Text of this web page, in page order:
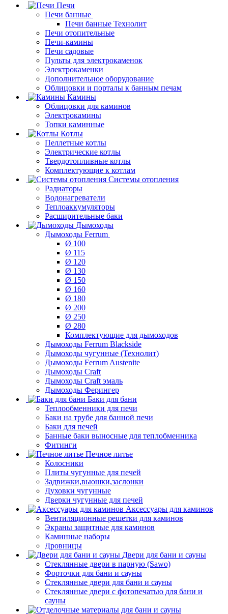
Печи
Печи банные
Печи банные Технолит
Печи отопительные
Печи-камины
Печи садовые
Пульты для электрокаменок
Электрокаменки
Дополнительное оборудование
Облицовки и порталы к банным печам
Камины
Облицовки для каминов
Электрокамины
Топки каминные
Котлы
Пеллетные котлы
Электрические котлы
Твердотопливные котлы
Комплектующие к котлам
Системы отопления
Радиаторы
Водонагреватели
Теплоаккумуляторы
Расширительные баки
Дымоходы
Дымоходы Ferrum
Ø 100
Ø 115
Ø 120
Ø 130
Ø 150
Ø 160
Ø 180
Ø 200
Ø 250
Ø 280
Комплектующие для дымоходов
Дымоходы Ferrum Blackside
Дымоходы чугунные (Технолит)
Дымоходы Ferrum Austenite
Дымоходы Craft
Дымоходы Craft эмаль
Дымоходы Ферингер
Баки для бани
Теплообменники для печи
Баки на трубе для банной печи
Баки для печей
Банные баки выносные для теплобменника
Фитинги
Печное литье
Колосники
Плиты чугунные для печей
Задвижки,вьюшки,заслонки
Духовки чугунные
Дверки чугунные для печей
Аксессуары для каминов
Вентиляционные решетки для каминов
Экраны защитные для каминов
Каминные наборы
Дровницы
Двери для бани и сауны
Стеклянные двери в парную (Sawo)
Форточки для бани и сауны
Стеклянные двери для бани и сауны
Стеклянные двери с фотопечатью для бани и
сауны